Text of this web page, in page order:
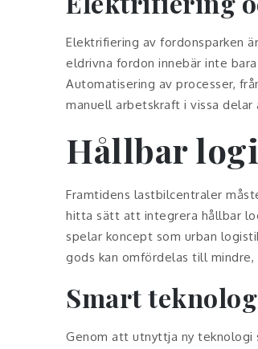
Elektrifiering av fordonsparken
eldrivna fordon innebär inte
Automatisering av processer,
manuell arbetskraft i vissa delar
Hållbar
Framtidens lastbilcentraler
hitta sätt att integrera hållbar
spelar koncept som urban
gods kan omfördelas till
Smart
Genom att utnyttja ny teknologi